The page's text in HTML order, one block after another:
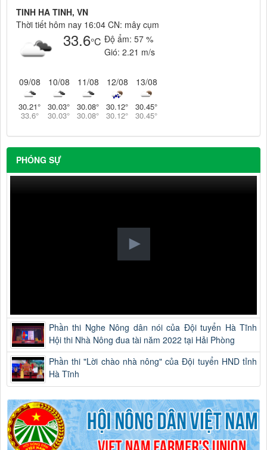
TINH HA TINH, VN
Thời tiết hôm nay 16:04 CN: mây cụm
33.6°C Độ ẩm: 57 %
Gió: 2.21 m/s
09/08
30.21°
33.6°
10/08
30.03°
30.03°
11/08
30.08°
30.08°
12/08
30.12°
30.12°
13/08
30.45°
30.45°
PHÓNG SỰ
Phần thi Nghe Nông dân nói của Đội tuyển Hà Tĩnh
Hội thi Nhà Nông đua tài năm 2022 tại Hải Phòng
Phần thi "Lời chào nhà nông" của Đội tuyển HND tỉnh
Hà Tĩnh